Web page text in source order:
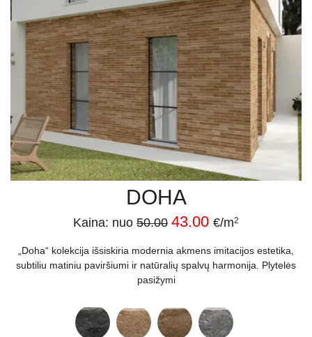
DOHA
Kaina: nuo 50.00 43.00 €/m2
„Doha“ kolekcija išsiskiria modernia akmens imitacijos estetika,
subtiliu matiniu paviršiumi ir natūralių spalvų harmonija. Plytelės
pasižymi